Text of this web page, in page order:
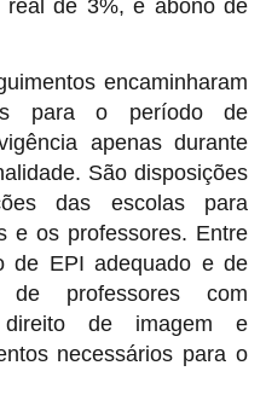
real de 3%, e abono de
encaminharam
para o período de
apenas durante
São disposições
das escolas para
e os professores. Entre
de EPI adequado e de
de professores com
de imagem e
necessários para o